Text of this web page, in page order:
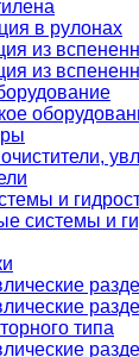
в рулонах
из
из
и
системы и
типа